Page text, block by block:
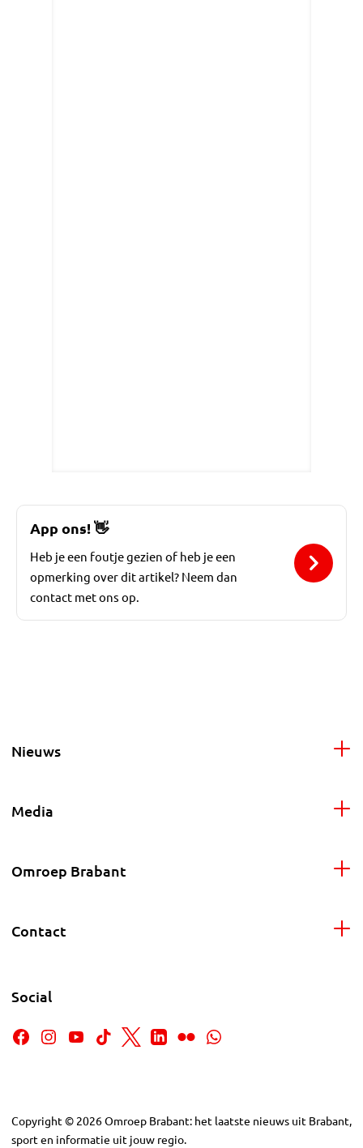
App ons!👋
Heb je een foutje gezien of heb je een
opmerking over dit artikel? Neem dan
contact met ons op.
Nieuws
Media
Omroep Brabant
Contact
Social
Copyright © 2026Omroep Brabant: het laatste nieuws uit Brabant,
sport en informatie uit jouw regio.